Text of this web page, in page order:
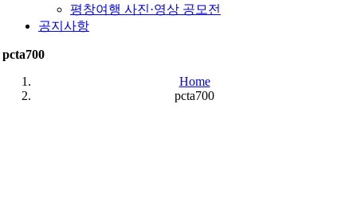
평창여행 사진·영상 공모전
공지사항
pcta700
Home
pcta700